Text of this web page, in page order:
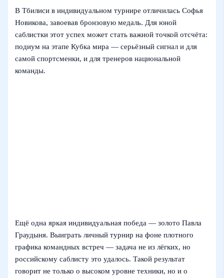
В Тбилиси в индивидуальном турнире отличилась Софья
Новикова, завоевав бронзовую медаль. Для юной
саблистки этот успех может стать важной точкой отсчёта:
подиум на этапе Кубка мира — серьёзный сигнал и для
самой спортсменки, и для тренеров национальной
команды.
Ещё одна яркая индивидуальная победа — золото Павла
Граудыня. Выиграть личный турнир на фоне плотного
графика командных встреч — задача не из лёгких, но
российскому саблисту это удалось. Такой результат
говорит не только о высоком уровне техники, но и о